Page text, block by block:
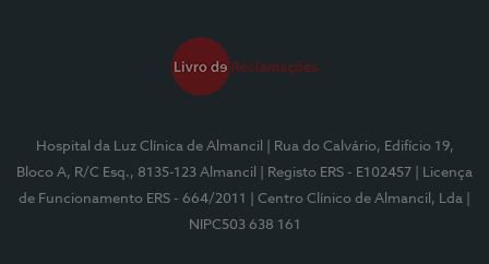
Hospital da Luz Clínica de Almancil
| Rua do Calvário, Edifício 19,
Bloco A, R/C Esq., 8135-123 Almancil
| Registo ERS - E102457
| Licença
de Funcionamento ERS - 664/2011
| Centro Clínico de Almancil, Lda
NIPC503 638 161